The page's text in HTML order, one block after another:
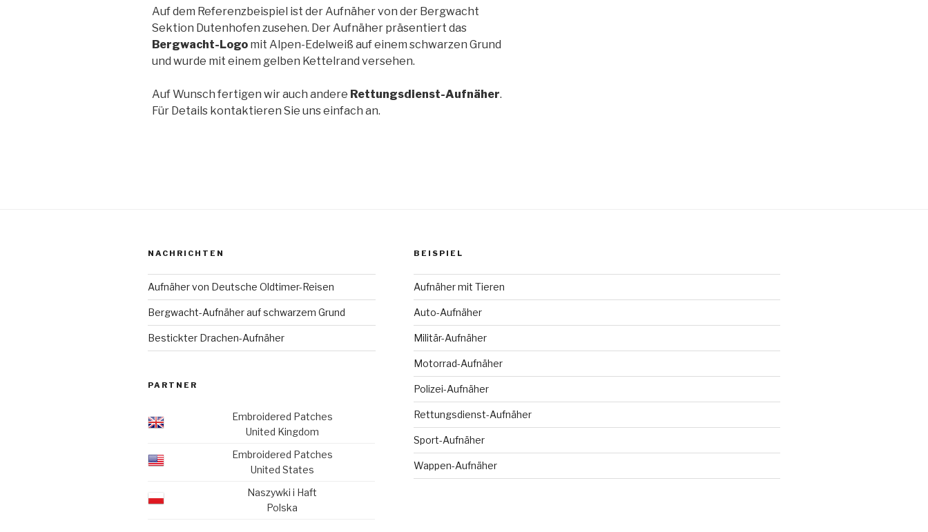
Auf dem Referenzbeispiel ist der Aufnäher von der Bergwacht
Sektion Dutenhofen zusehen. Der Aufnäher präsentiert das
Bergwacht-Logo mit Alpen-Edelweiß auf einem schwarzen Grund
und wurde mit einem gelben Kettelrand versehen.
Auf Wunsch fertigen wir auch andere Rettungsdienst-Aufnäher.
Für Details kontaktieren Sie uns einfach an.
NACHRICHTEN
Aufnäher von Deutsche Oldtimer-Reisen
Bergwacht-Aufnäher auf schwarzem Grund
Bestickter Drachen-Aufnäher
PARTNER
Embroidered Patches
United Kingdom
Embroidered Patches
United States
Naszywki i Haft
Polska
BEISPIEL
Aufnäher mit Tieren
Auto-Aufnäher
Militär-Aufnäher
Motorrad-Aufnäher
Polizei-Aufnäher
Rettungsdienst-Aufnäher
Sport-Aufnäher
Wappen-Aufnäher